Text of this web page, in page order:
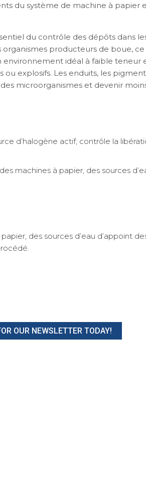
du système de machine à papier
du contrôle des dépôts dans
producteurs de boue,
idéal à faible teneur
explosifs. Les enduits, les
microorganismes et devenir
d’halogène actif, contrôle la
machines à papier, des sources
des sources d’eau d’appoint
OUR NEWSLETTER TODAY!